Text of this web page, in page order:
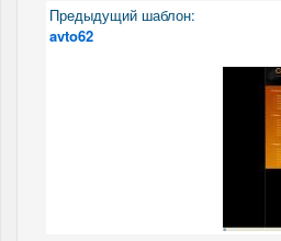
Предыдущий шаблон:
avto62